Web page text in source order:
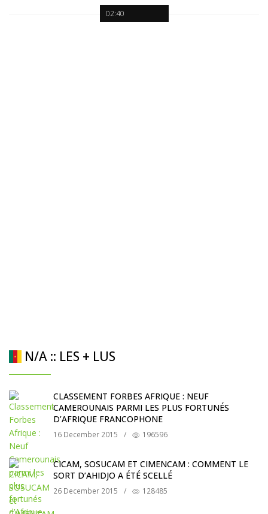
02:40
N/A :: LES + LUS
CLASSEMENT FORBES AFRIQUE : NEUF
CAMEROUNAIS PARMI LES PLUS FORTUNÉS
D’AFRIQUE FRANCOPHONE
16 December 2015 / 196596
CICAM, SOSUCAM ET CIMENCAM : COMMENT LE
SORT D’AHIDJO A ÉTÉ SCELLÉ
26 December 2015 / 128485